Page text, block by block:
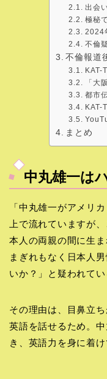
出会
極秘
2024
不倫
不倫報道
KAT-
「大
都市
KAT-
まとめ
中丸雄一は
「中丸雄一がアメリ
上で流れていますが
本人の両親の間に生
まぎれもなく日本人
いか？」と疑われてい
その理由は、目鼻立
英語を話せるため。
き、英語力を身に着